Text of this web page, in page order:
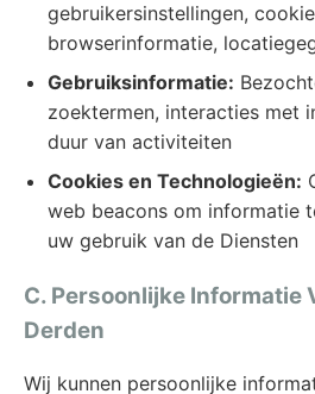
gebruikersinstellingen,
browserinformatie,
Gebruiksinformatie:
zoektermen, interacties met
duur van activiteiten
Cookies en Technologieën:
web beacons om informatie
uw gebruik van de Diensten
C. Persoonlijke Informatie
Derden
Wij kunnen persoonlijke